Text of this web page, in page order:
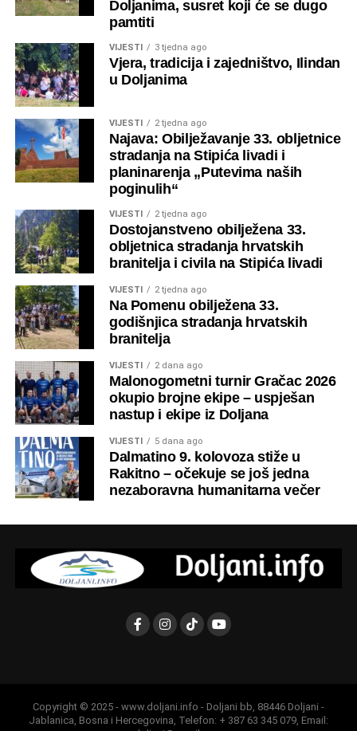
sjećanja na poginule položen je zajednički vijenac te su
Doljanima, susret koji će se dugo
pamtiti
VIJESTI 3 tjedna ago
Vjera, tradicija i zajedništvo, Ilindan
u Doljanima
VIJESTI 2 tjedna ago
Najava: Obilježavanje 33. obljetnice
stradanja na Stipića livadi i
planinarenja „Putevima naših
poginulih“
VIJESTI 2 tjedna ago
Dostojanstveno obilježena 33.
obljetnica stradanja hrvatskih
branitelja i civila na Stipića livadi
VIJESTI 2 tjedna ago
Na Pomenu obilježena 33.
godišnjica stradanja hrvatskih
branitelja
VIJESTI 2 dana ago
Malonogometni turnir Gračac 2026
okupio brojne ekipe – uspješan
nastup i ekipe iz Doljana
VIJESTI 5 dana ago
Dalmatino 9. kolovoza stiže u
Rakitno – očekuje se još jedna
nezaboravna humanitarna večer
Copyright © 2025 - www.doljani.info - Doljani bb, 88446 Doljani -
Jablanica, Bosna i Hercegovina, Telefon: + 387 63 345 079, Email: